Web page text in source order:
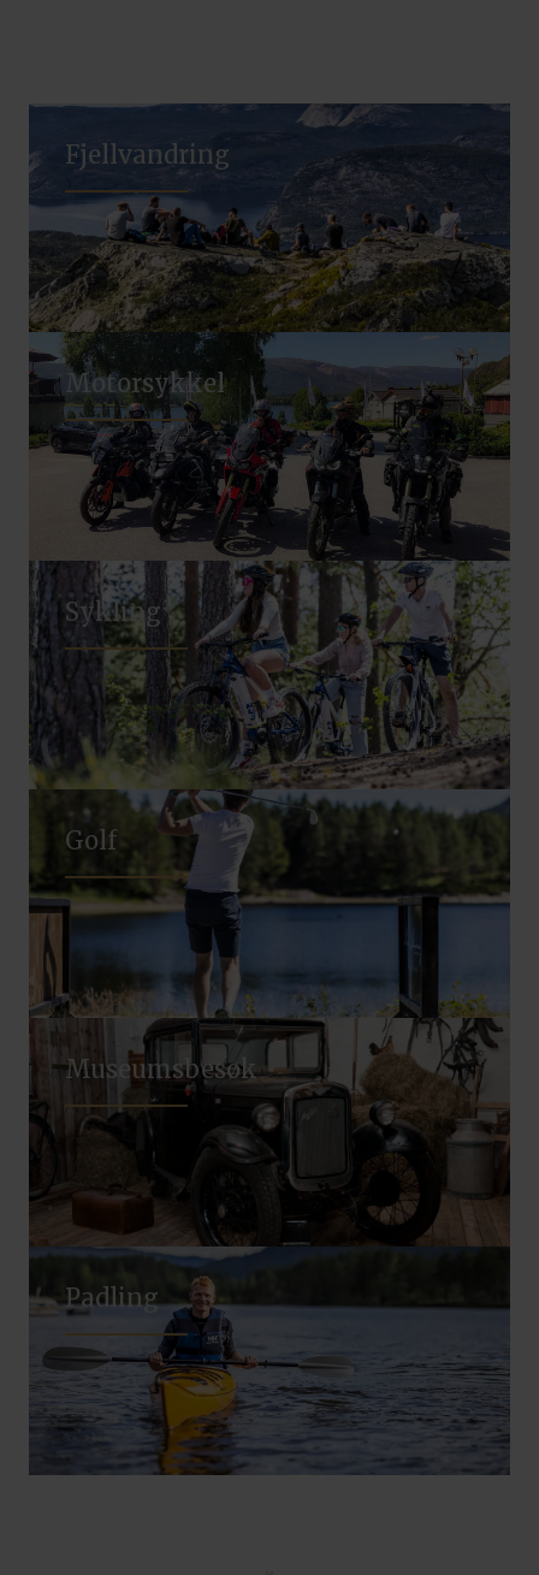
Fjellvandring
Motorsykkel
Sykling
Golf
Museumsbesøk
Padling